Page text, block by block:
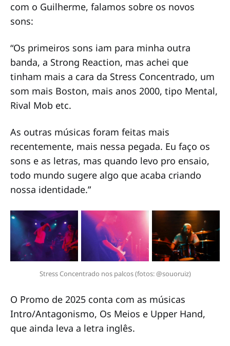
com o Guilherme, falamos sobre os novos
sons:
“Os primeiros sons iam para minha outra
banda, a Strong Reaction, mas achei que
tinham mais a cara da Stress Concentrado, um
som mais Boston, mais anos 2000, tipo Mental,
Rival Mob etc.
As outras músicas foram feitas mais
recentemente, mais nessa pegada. Eu faço os
sons e as letras, mas quando levo pro ensaio,
todo mundo sugere algo que acaba criando
nossa identidade.”
Stress Concentrado nos palcos (fotos: @souoruiz)
O Promo de 2025 conta com as músicas
Intro/Antagonismo, Os Meios e Upper Hand,
que ainda leva a letra inglês.